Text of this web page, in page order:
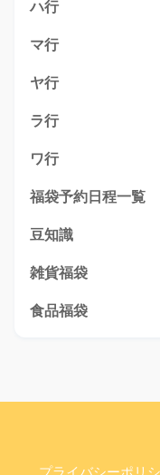
ハ行
マ行
ヤ行
ラ行
ワ行
福袋予約日程一覧
豆知識
雑貨福袋
食品福袋
プライバシーポリ